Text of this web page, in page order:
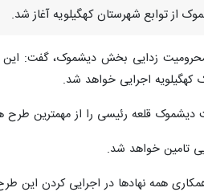
زدایی بخش دیشموک، گفت: این
اجرایی خواهد شد.
قلعه رئیسی را از مهمترین طرح
همه نهادها در اجرایی کردن